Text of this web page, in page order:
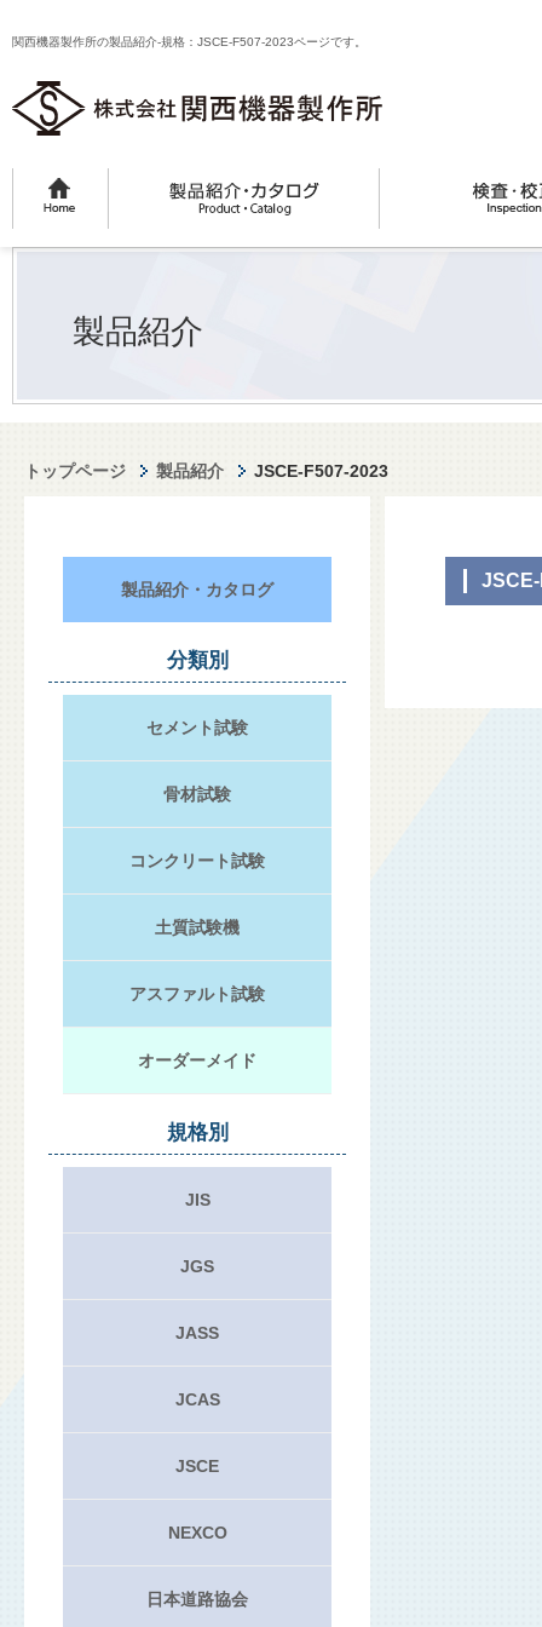
関西機器製作所の製品紹介-規格：JSCE-F507-2023ページです。
製品紹介
トップページ 製品紹介 JSCE-F507-2023
製品紹介・カタログ
分類別
セメント試験
骨材試験
コンクリート試験
土質試験機
アスファルト試験
オーダーメイド
規格別
JIS
JGS
JASS
JCAS
JSCE
NEXCO
日本道路協会